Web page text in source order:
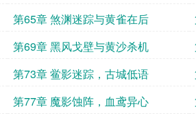
第65章 煞渊迷踪与黄雀在后
第69章 黑风戈壁与黄沙杀机
第73章 鲎影迷踪，古城低语
第77章 魔影蚀阵，血鸢异心